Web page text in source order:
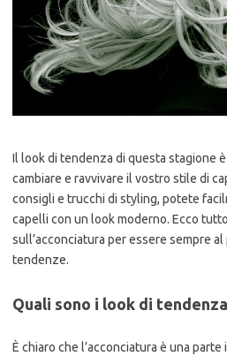
Il look di tendenza di questa stagione
cambiare e ravvivare il vostro stile di
consigli e trucchi di styling, potete
capelli con un look moderno. Ecco
sull’acconciatura per essere sempre
tendenze.
Quali sono i look di
È chiaro che l’acconciatura è una